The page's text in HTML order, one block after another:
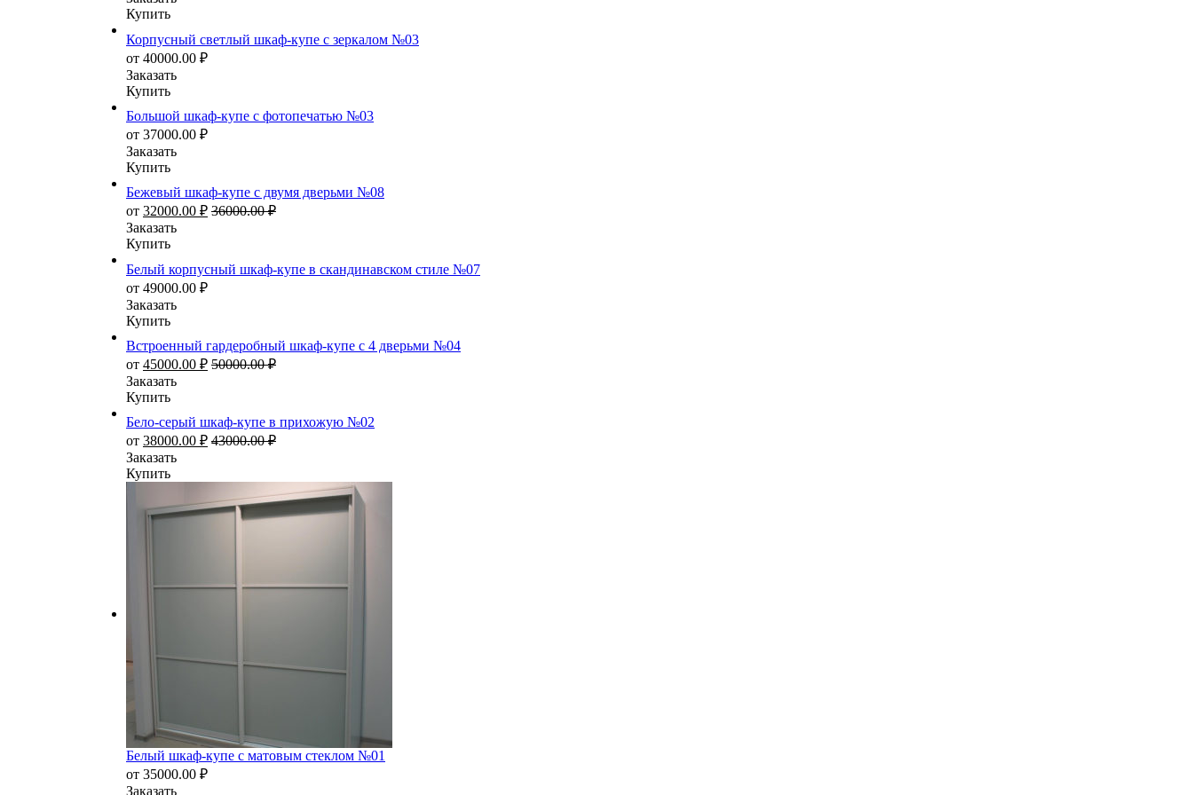
Купить
Корпусный светлый шкаф-купе с зеркалом №03
от 40000.00 ₽
Заказать
Купить
Большой шкаф-купе с фотопечатью №03
от 37000.00 ₽
Заказать
Купить
Бежевый шкаф-купе с двумя дверьми №08
от 32000.00 ₽ 36000.00₽
Заказать
Купить
Белый корпусный шкаф-купе в скандинавском стиле №07
от 49000.00 ₽
Заказать
Купить
Встроенный гардеробный шкаф-купе с 4 дверьми №04
от 45000.00 ₽ 50000.00₽
Заказать
Купить
Бело-серый шкаф-купе в прихожую №02
от 38000.00 ₽ 43000.00₽
Заказать
Купить
Белый шкаф-купе с матовым стеклом №01
от 35000.00 ₽
Заказать